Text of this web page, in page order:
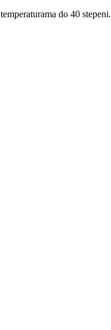
do 40 stepeni.